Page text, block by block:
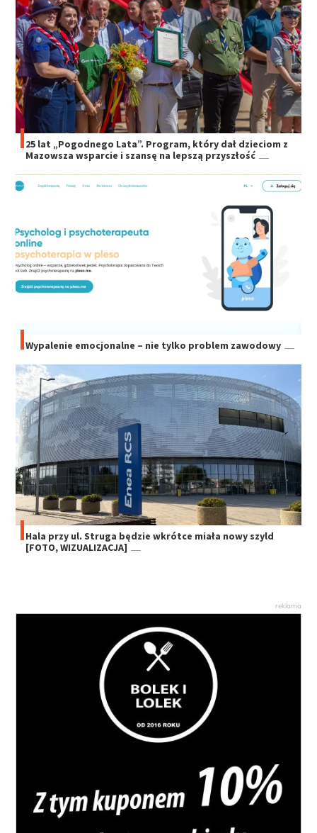
25 lat „Pogodnego Lata”. Program, który dał dzieciom z
Mazowsza wsparcie i szansę na lepszą przyszłość
Wypalenie emocjonalne – nie tylko problem zawodowy
Hala przy ul. Struga będzie wkrótce miała nowy szyld
[FOTO, WIZUALIZACJA]